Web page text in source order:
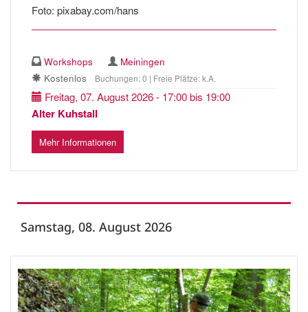
Foto: pixabay.com/hans
Workshops
Meiningen
Kostenlos
Buchungen: 0 | Freie Plätze: k.A.
Freitag, 07. August 2026 - 17:00 bis 19:00
Alter Kuhstall
Mehr Informationen
Samstag, 08. August 2026